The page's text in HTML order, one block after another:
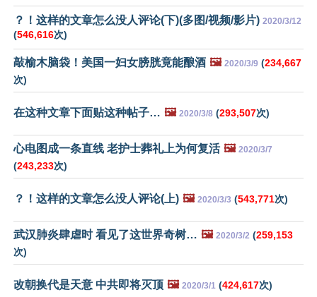
？！这样的文章怎么没人评论(下)(多图/视频/影片) 2020/3/12
(546,616次)
敲榆木脑袋！美国一妇女膀胱竟能酿酒 🖼️ 2020/3/9 (234,667
次)
在这种文章下面贴这种帖子… 🖼️ 2020/3/8 (293,507次)
心电图成一条直线 老护士葬礼上为何复活 🖼️ 2020/3/7
(243,233次)
？！这样的文章怎么没人评论(上) 🖼️ 2020/3/3 (543,771次)
武汉肺炎肆虐时 看见了这世界奇树… 🖼️ 2020/3/2 (259,153
次)
改朝换代是天意 中共即将灭顶 🖼️ 2020/3/1 (424,617次)